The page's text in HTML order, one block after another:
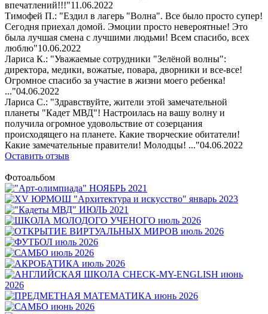
впечатлений!!!"11.06.2022
Тимофей П.: "Ездил в лагерь "Волна". Все было просто супер!
Сегодня приехал домой. Эмоции просто невероятные! Это
была лучшая смена с лучшими людьми! Всем спасибо, всех
люблю"10.06.2022
Лариса К.: "Уважаемые сотрудники "Зелёной волны":
директора, медики, вожатые, повара, дворники и все-все!
Огромное спасибо за участие в жизни моего ребенка!
..."04.06.2022
Лариса С.: "Здравствуйте, жители этой замечательной
планеты "Кадет МВД"! Настроилась на вашу волну и
получила огромное удовольствие от созерцания
происходящего на планете. Какие творческие обитатели!
Какие замечательные правители! Молодцы! ..."04.06.2022
Оставить отзыв
Фотоальбом